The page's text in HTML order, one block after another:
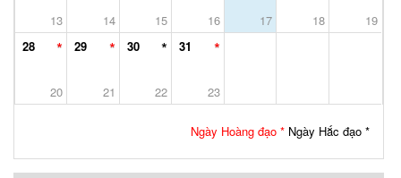
13 14 15 16 17 18
19
28
20
29
21
30
22
31
23
Ngày Hoàng đạo * Ngày Hắc đạo *